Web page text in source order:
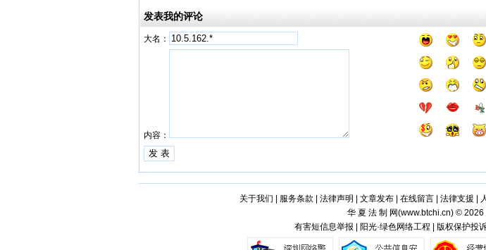
发表我的评论
大名：
内容：
关于我们 服务条款 法律声明 文章发布| 在线留言| 法律支援
华 夏 法 制 网(www.btchi.cn) © 2026
有害短信息举报 | 阳光·绿色网络工程 | 版权保护投